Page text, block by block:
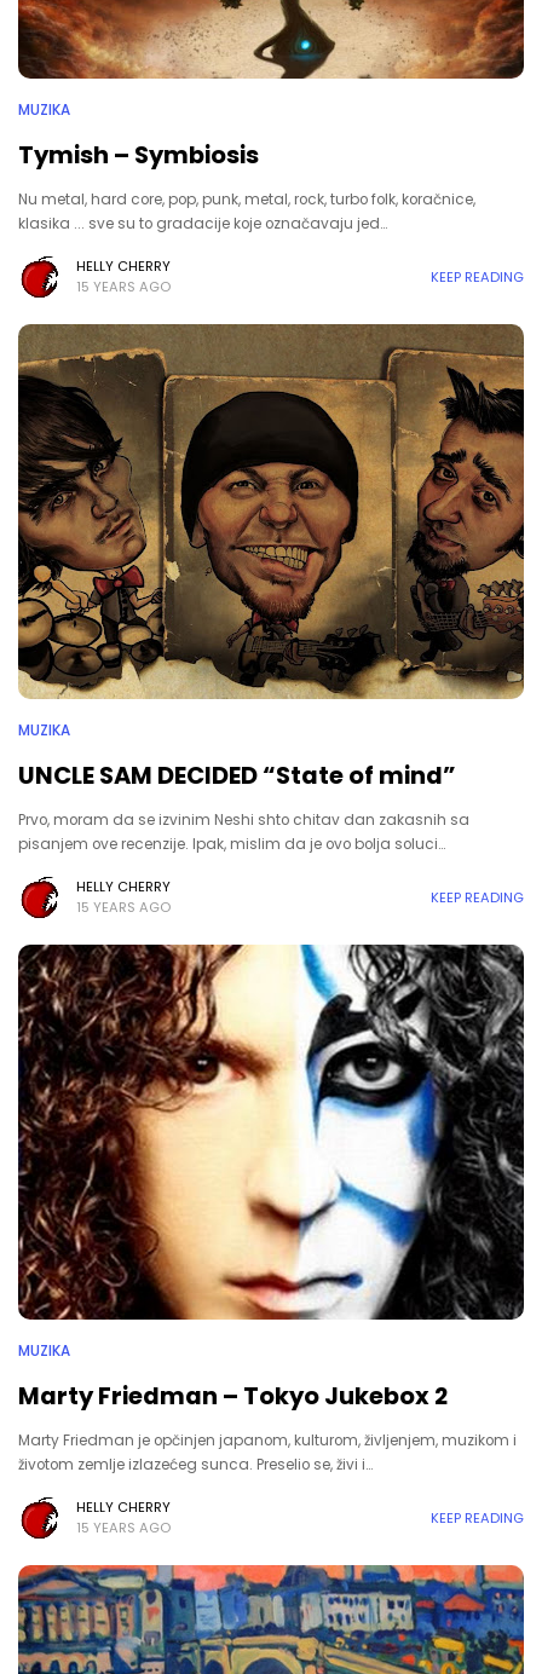
MUZIKA
Tymish – Symbiosis
Nu metal, hard core, pop, punk, metal, rock, turbo folk, koračnice,
klasika ... sve su to gradacije koje označavaju jed…
HELLY CHERRY
15 YEARS AGO
KEEP READING
MUZIKA
UNCLE SAM DECIDED “State of mind”
Prvo, moram da se izvinim Neshi shto chitav dan zakasnih sa
pisanjem ove recenzije. Ipak, mislim da je ovo bolja soluci…
HELLY CHERRY
15 YEARS AGO
KEEP READING
MUZIKA
Marty Friedman – Tokyo Jukebox 2
Marty Friedman je opčinjen japanom, kulturom, življenjem, muzikom i
životom zemlje izlazećeg sunca. Preselio se, živi i…
HELLY CHERRY
15 YEARS AGO
KEEP READING